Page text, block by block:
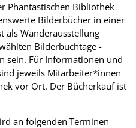
Phantastischen Bibliothek
Bilderbücher in einer
als Wanderausstellung
Bilderbuchtage -
sein. Für Informationen und
jeweils Mitarbeiter*innen
vor Ort. Der Bücherkauf ist
an folgenden Terminen